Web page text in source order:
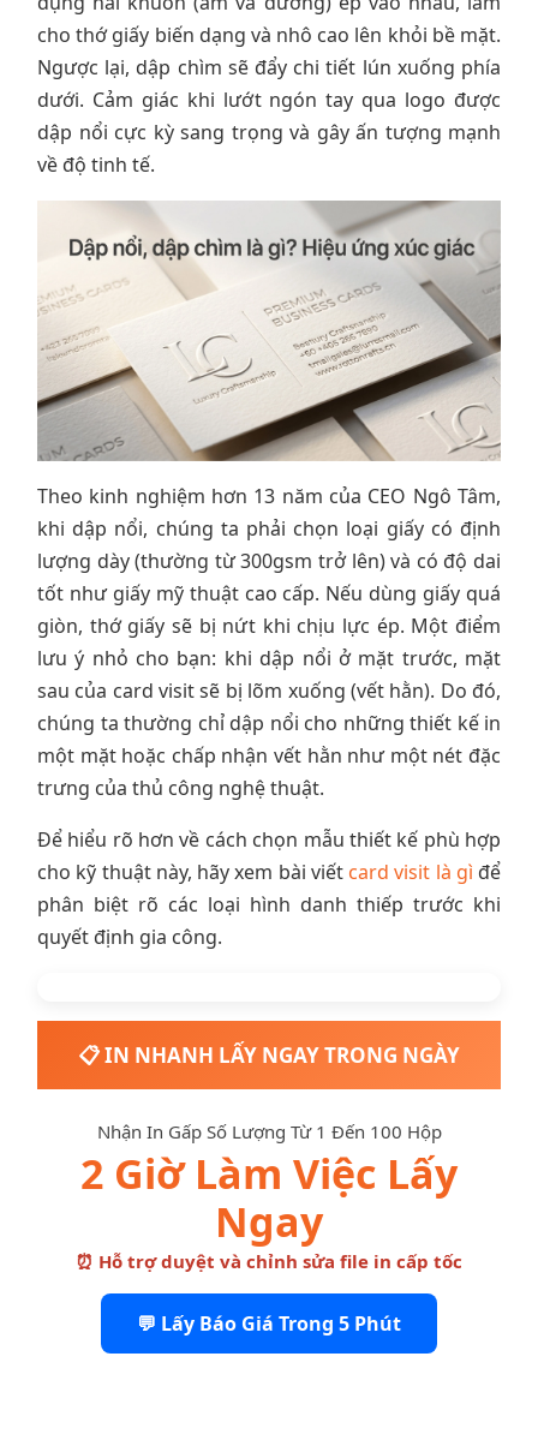
cho thớ giấy biến dạng và nhô cao lên khỏi bề mặt.
Ngược lại, dập chìm sẽ đẩy chi tiết lún xuống phía
dưới. Cảm giác khi lướt ngón tay qua logo được
dập nổi cực kỳ sang trọng và gây ấn tượng mạnh
về độ tinh tế.
Theo kinh nghiệm hơn 13 năm của CEO Ngô Tâm,
khi dập nổi, chúng ta phải chọn loại giấy có định
lượng dày (thường từ 300gsm trở lên) và có độ dai
tốt như giấy mỹ thuật cao cấp. Nếu dùng giấy quá
giòn, thớ giấy sẽ bị nứt khi chịu lực ép. Một điểm
lưu ý nhỏ cho bạn: khi dập nổi ở mặt trước, mặt
sau của card visit sẽ bị lõm xuống (vết hằn). Do đó,
chúng ta thường chỉ dập nổi cho những thiết kế in
một mặt hoặc chấp nhận vết hằn như một nét đặc
trưng của thủ công nghệ thuật.
Để hiểu rõ hơn về cách chọn mẫu thiết kế phù hợp
cho kỹ thuật này, hãy xem bài viết card visit là gì để
phân biệt rõ các loại hình danh thiếp trước khi
quyết định gia công.
📋 IN NHANH LẤY NGAY TRONG NGÀY
Nhận In Gấp Số Lượng Từ 1 Đến 100 Hộp
2 Giờ Làm Việc Lấy
Ngay
⏰ Hỗ trợ duyệt và chỉnh sửa file in cấp tốc
💬 Lấy Báo Giá Trong 5 Phút